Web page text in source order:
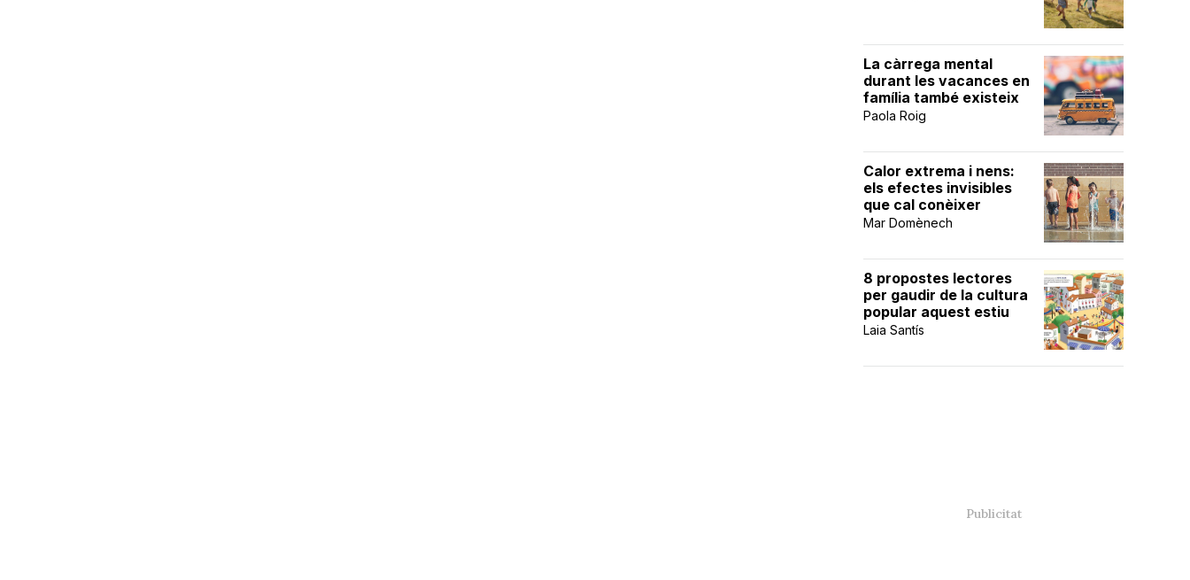
La càrrega mental
durant les vacances en
família també existeix
Paola Roig
Calor extrema i nens:
els efectes invisibles
que cal conèixer
Mar Domènech
8 propostes lectores
per gaudir de la cultura
popular aquest estiu
Laia Santís